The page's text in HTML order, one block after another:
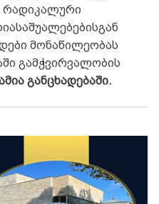
რადიკალური
მონაწილეობას
გამჭვირვალობის
განცხადებაში.